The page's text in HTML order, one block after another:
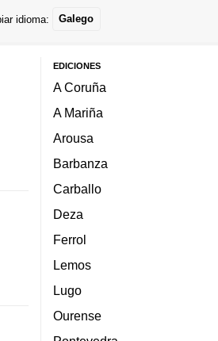
idioma: Galego
EDICIONES
A Coruña
A Mariña
Arousa
Barbanza
Carballo
Deza
Ferrol
Lemos
Lugo
Ourense